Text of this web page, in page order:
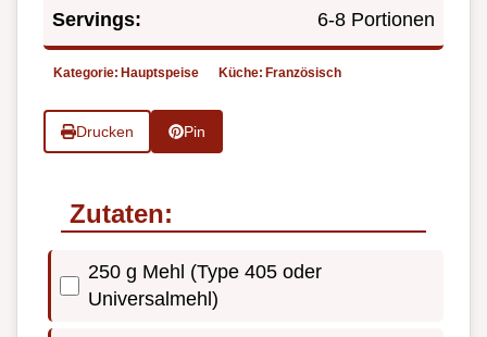
Servings: 6-8 Portionen
Kategorie: Hauptspeise Küche: Französisch
Drucken Pin
Zutaten:
250 g Mehl (Type 405 oder
Universalmehl)